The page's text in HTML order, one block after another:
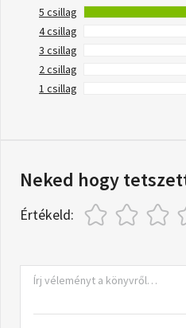
5 csillag
4 csillag
3 csillag
2 csillag
1 csillag
Neked hogy
Értékeld: